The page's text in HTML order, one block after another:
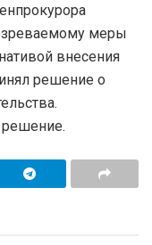
меры
внесения
решение о
решение.